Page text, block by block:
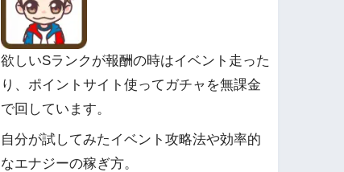
欲しいSランクが報酬の時はイベント走った
り、ポイントサイト使ってガチャを無課金
で回しています。
自分が試してみたイベント攻略法や効率的
なエナジーの稼ぎ方。